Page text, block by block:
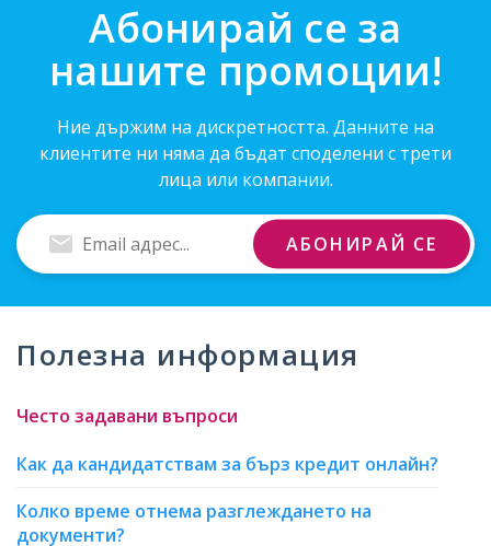
Абонирай се за
нашите промоции!
Ние държим на дискретността. Данните на
клиентите ни няма да бъдат споделени с трети
лица или компании.
Въведи
Email
адрес
АБОНИРАЙ СЕ
Полезна информация
Често задавани въпроси
Как да кандидатствам за бърз кредит онлайн?
Колко време отнема разглеждането на
документи?